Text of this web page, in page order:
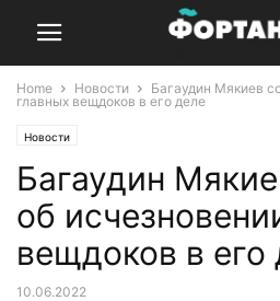
Home Новости
Багаудин Мякиев
главных вещдоков в его деле
Новости
Багаудин
об
вещдоков в его
10.06.2022